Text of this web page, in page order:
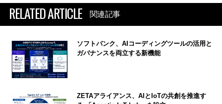
RELATED ARTICLE 関連記事
ソフトバンク、AIコーディングツールの活用と
ガバナンスを両立する新機能
ZETAアライアンス、AIとIoTの共創を推進す